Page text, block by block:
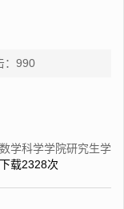
990
学科学学院研究生学
载2328次